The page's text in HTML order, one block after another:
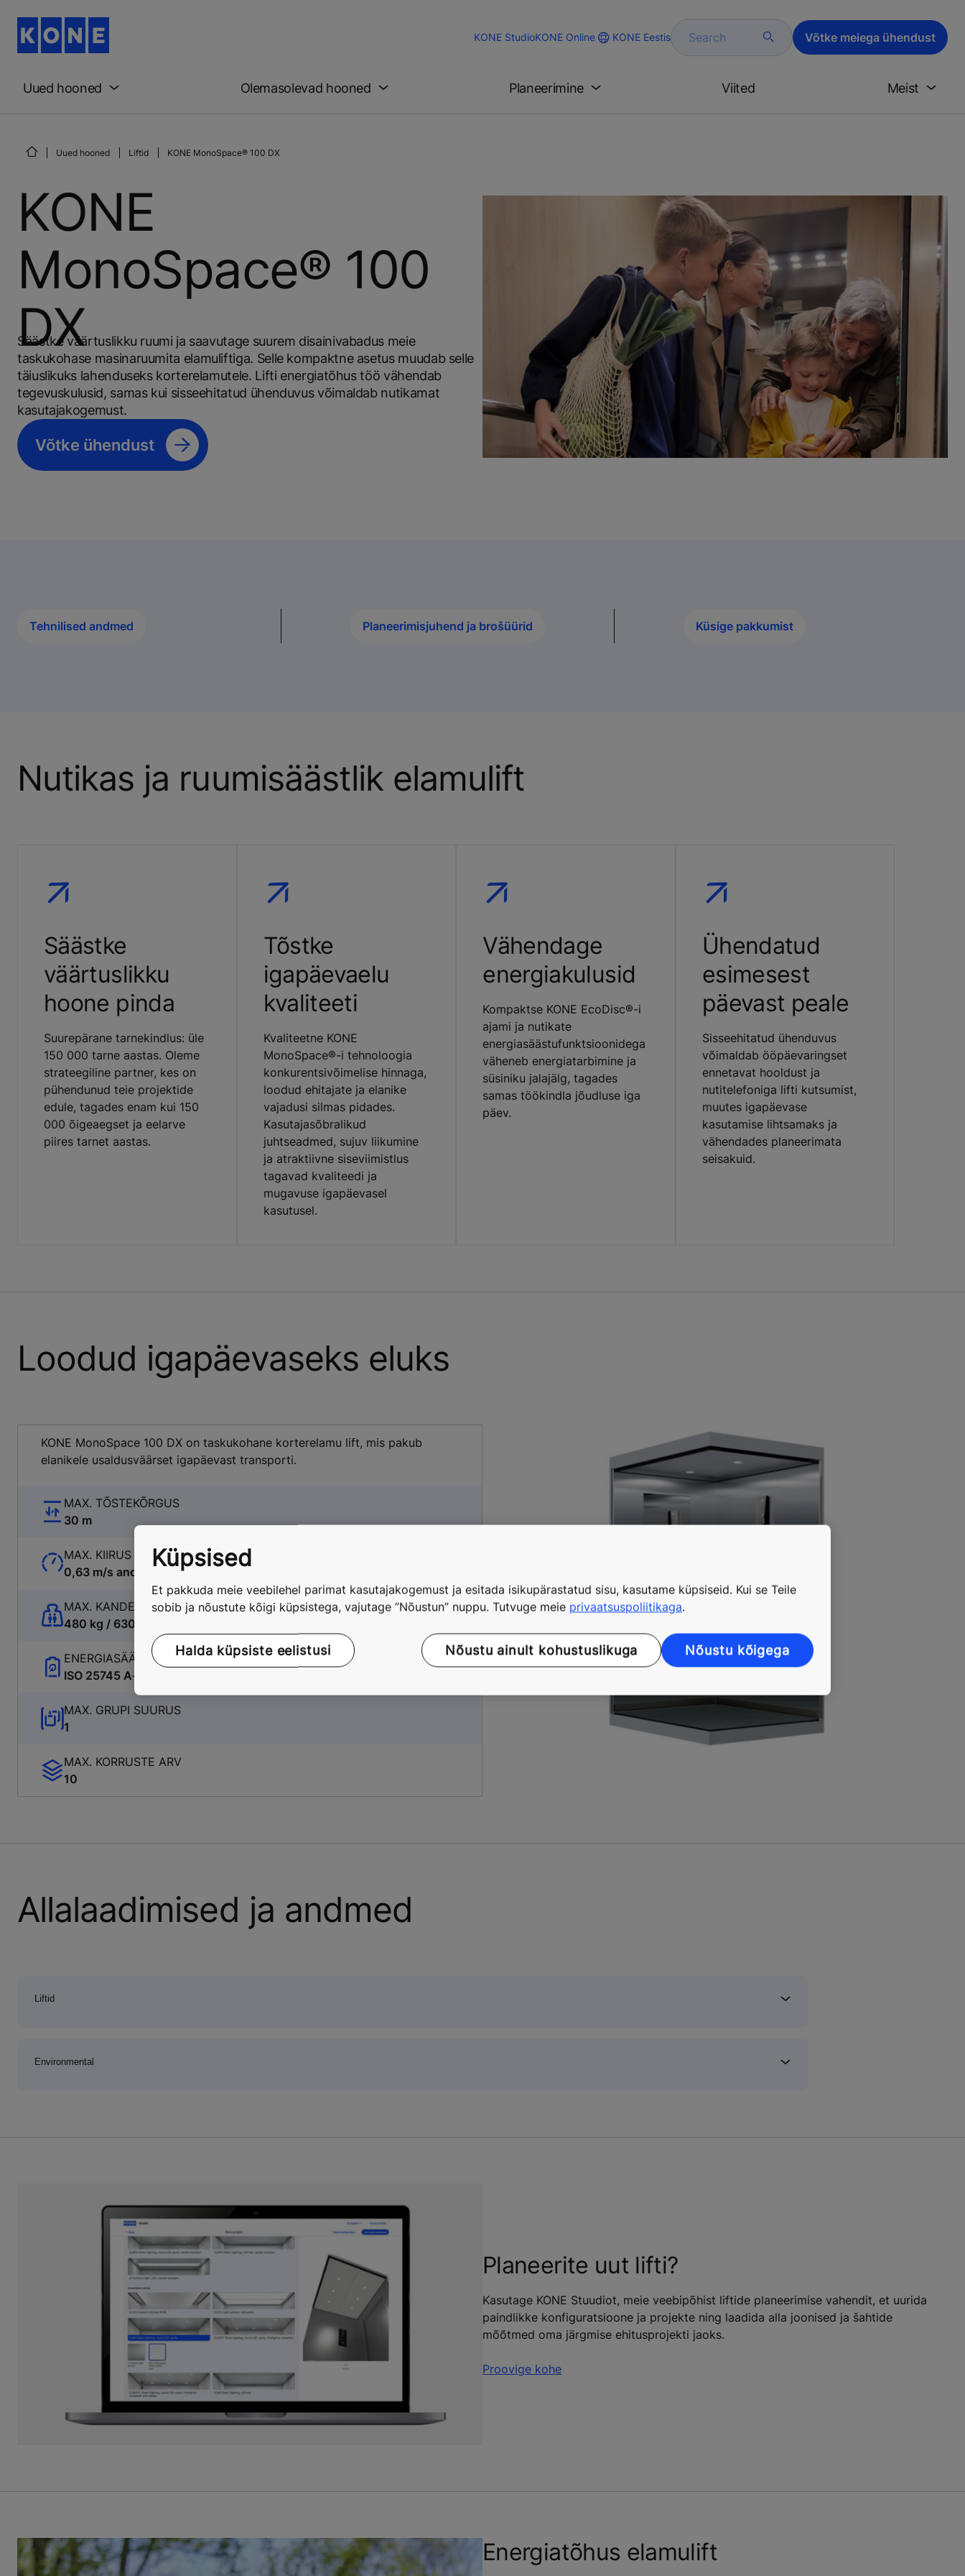
KONE StudioKONE Online KONE Eestis Search Võtke meiega ühendust
Uued hooned Olemasolevad hooned Planeerimine Viited Meist
Uued hooned Liftid KONE MonoSpace® 100 DX
KONE
MonoSpace® 100
DX
Säästke väärtuslikku ruumi ja saavutage suurem disainivabadus meie
taskukohase masinaruumita elamuliftiga. Selle kompaktne asetus muudab selle
täiuslikuks lahenduseks korterelamutele. Lifti energiatõhus töö vähendab
tegevuskulusid, samas kui sisseehitatud ühenduvus võimaldab nutikamat
kasutajakogemust.
Võtke ühendust
Tehnilised andmed Planeerimisjuhend ja brošüürid Küsige pakkumist
Nutikas ja ruumisäästlik elamulift
Säästke
väärtuslikku
hoone pinda
Suurepärane tarnekindlus: üle
150 000 tarne aastas. Oleme
strateegiline partner, kes on
pühendunud teie projektide
edule, tagades enam kui 150
000 õigeaegset ja eelarve
piires tarnet aastas.
Tõstke
igapäevaelu
kvaliteeti
Kvaliteetne KONE
MonoSpace®-i tehnoloogia
konkurentsivõimelise hinnaga,
loodud ehitajate ja elanike
vajadusi silmas pidades.
Kasutajasõbralikud
juhtseadmed, sujuv liikumine
ja atraktiivne siseviimistlus
tagavad kvaliteedi ja
mugavuse igapäevasel
kasutusel.
Vähendage
energiakulusid
Kompaktse KONE EcoDisc®-i
ajami ja nutikate
energiasäästufunktsioonidega
väheneb energiatarbimine ja
süsiniku jalajälg, tagades
samas töökindla jõudluse iga
päev.
Ühendatud
esimesest
päevast peale
Sisseehitatud ühenduvus
võimaldab ööpäevaringset
ennetavat hooldust ja
nutitelefoniga lifti kutsumist,
muutes igapäevase
kasutamise lihtsamaks ja
vähendades planeerimata
seisakuid.
Loodud igapäevaseks eluks
KONE MonoSpace 100 DX on taskukohane korterelamu lift, mis pakub
elanikele usaldusväärset igapäevast transporti.
MAX. TÕSTEKÕRGUS
30 m
MAX. KIIRUS
0,63 m/s and 1 m/s
MAX. KANDEVÕIME
480 kg / 630 kg / 1,000 kg
ENERGIASÄÄSTLIK
ISO 25745 A-class
MAX. GRUPI SUURUS
1
MAX. KORRUSTE ARV
10
Allalaadimised ja andmed
Liftid
Environmental
Planeerite uut lifti?
Kasutage KONE Stuudiot, meie veebipõhist liftide planeerimise vahendit, et uurida
paindlikke konfiguratsioone ja projekte ning laadida alla joonised ja šahtide
mõõtmed oma järgmise ehitusprojekti jaoks.
Proovige kohe
Energiatõhus elamulift
Küpsised
Et pakkuda meie veebilehel parimat kasutajakogemust ja esitada isikupärastatud sisu, kasutame küpsiseid. Kui se Teile
sobib ja nõustute kõigi küpsistega, vajutage ”Nõustun” nuppu. Tutvuge meie privaatsuspoliitikaga.
Halda küpsiste eelistusi Nõustu ainult kohustuslikuga Nõustu kõigega